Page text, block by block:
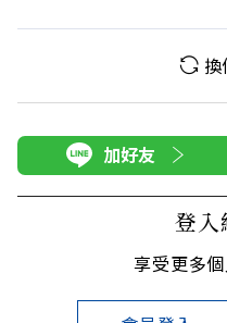
加好友
登入
享受更多